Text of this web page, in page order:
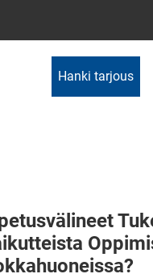
Hanki tarjous